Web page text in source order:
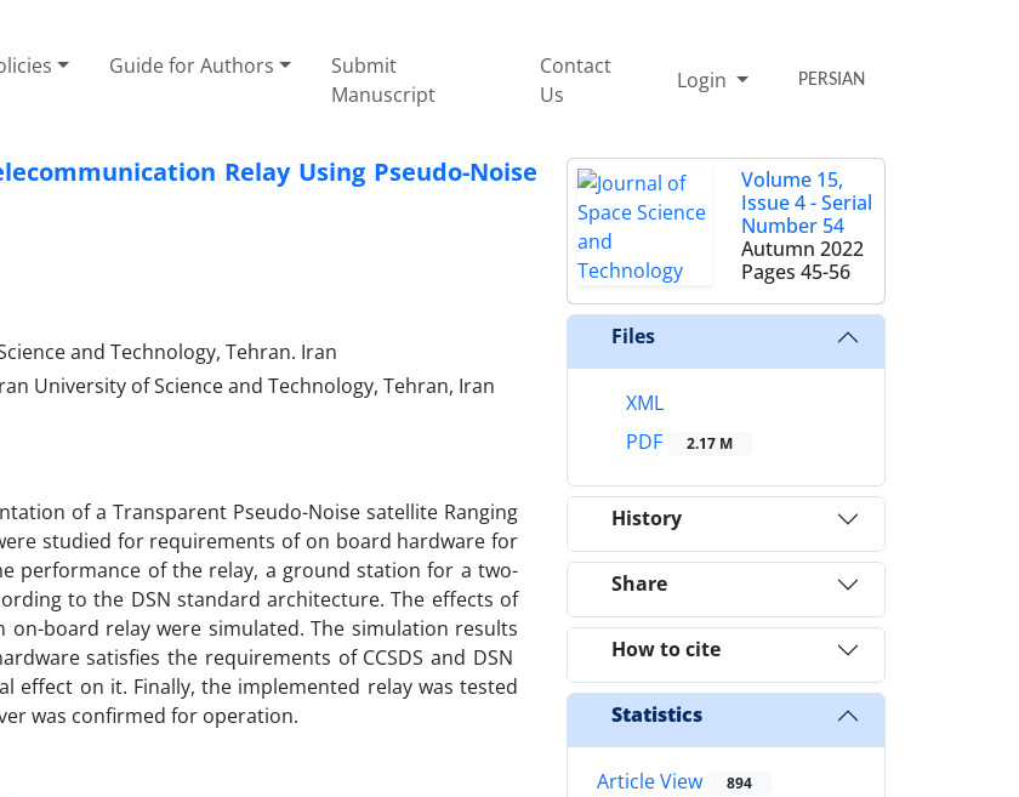
Guide for Authors
Submit
Manuscript
Contact
Us
Login PERSIAN
Relay Using Pseudo-Noise
and Technology, Tehran. Iran
University of Science and Technology, Tehran, Iran
of a Transparent Pseudo-Noise satellite Ranging
studied for requirements of on board hardware for
performance of the relay, a ground station for a two-
to the DSN standard architecture. The effects of
board relay were simulated. The simulation results
satisfies the requirements of CCSDS and DSN
effect on it. Finally, the implemented relay was tested
was confirmed for operation.
Volume 15,
Issue 4 - Serial
Number 54
Autumn 2022
Pages 45-56
Files
XML
PDF
2.17 M
History
Share
How to cite
Statistics
Article View 894